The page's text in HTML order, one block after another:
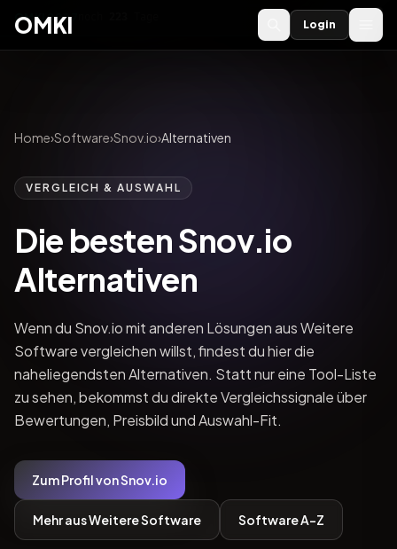
OMKI 2027
OMKI Login
Home›Software›Snov.io›Alternativen
VERGLEICH & AUSWAHL
Die besten Snov.io
Alternativen
Wenn du Snov.io mit anderen Lösungen aus Weitere
Software vergleichen willst, findest du hier die
naheliegendsten Alternativen. Statt nur eine Tool-Liste
zu sehen, bekommst du direkte Vergleichssignale über
Bewertungen, Preisbild und Auswahl-Fit.
Zum Profil von Snov.io
Mehr aus Weitere Software Software A-Z